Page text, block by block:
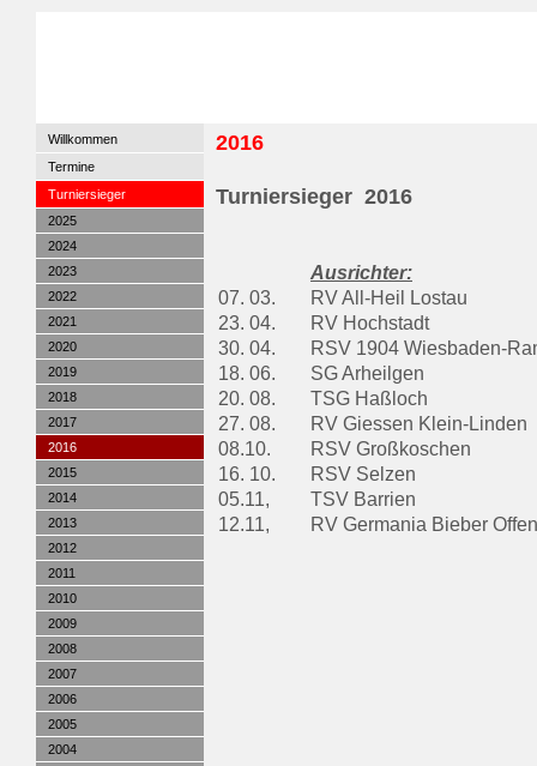
Willkommen
Termine
Turniersieger
2025
2024
2023
2022
2021
2020
2019
2018
2017
2016
2015
2014
2013
2012
2011
2010
2009
2008
2007
2006
2005
2004
2016
Turniersieger 2016
Ausrichter:
07. 03.
RV All-Heil Lostau
23. 04.
RV Hochstadt
30. 04.
RSV 1904 Wiesbaden-
18. 06.
SG Arheilgen
20. 08.
TSG Haßloch
27. 08.
RV Giessen Klein-Linden
08.10.
RSV Großkoschen
16. 10.
RSV Selzen
05.11,
TSV Barrien
12.11,
RV Germania Bieber